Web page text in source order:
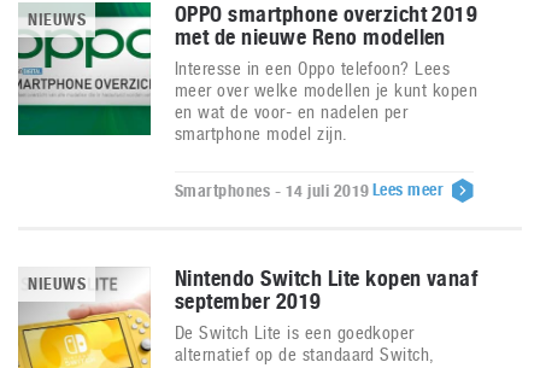
NIEUWS
OPPO smartphone overzicht 2019
met de nieuwe Reno modellen
Interesse in een Oppo telefoon? Lees
meer over welke modellen je kunt kopen
en wat de voor- en nadelen per
smartphone model zijn.
Smartphones - 14 juli 2019Lees meer
NIEUWS
Nintendo Switch Lite kopen vanaf
september 2019
De Switch Lite is een goedkoper
alternatief op de standaard Switch,